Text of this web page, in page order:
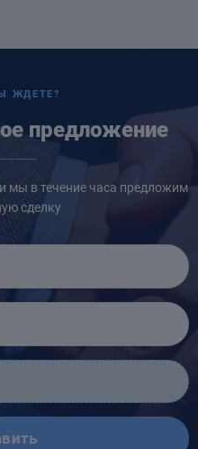
ЖДЕТЕ?
предложение
мы в течение часа предложим
сделку